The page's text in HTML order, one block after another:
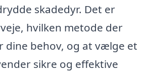
skadedyr. Det er
hvilken metode der
dine behov, og at vælge et
sikre og effektive